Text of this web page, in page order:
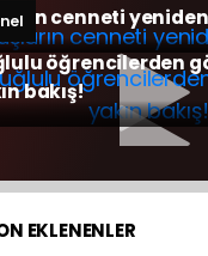
cenneti
öğrencilerden
bakış!
EKLENENLER